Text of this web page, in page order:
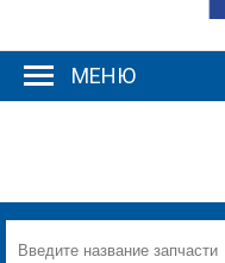
МЕНЮ